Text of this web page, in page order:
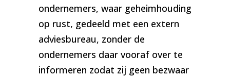
ondernemers, waar geheimhouding
op rust, gedeeld met een extern
adviesbureau, zonder de
ondernemers daar vooraf over te
informeren zodat zij geen bezwaar